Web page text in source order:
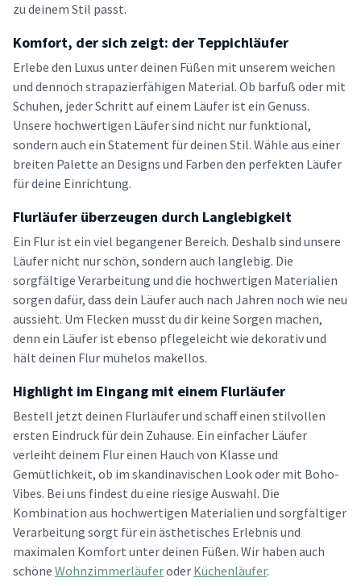
zu deinem Stil passt.
Komfort, der sich zeigt: der Teppichläufer
Erlebe den Luxus unter deinen Füßen mit unserem weichen
und dennoch strapazierfähigen Material. Ob barfuß oder mit
Schuhen, jeder Schritt auf einem Läufer ist ein Genuss.
Unsere hochwertigen Läufer sind nicht nur funktional,
sondern auch ein Statement für deinen Stil. Wähle aus einer
breiten Palette an Designs und Farben den perfekten Läufer
für deine Einrichtung.
Flurläufer überzeugen durch Langlebigkeit
Ein Flur ist ein viel begangener Bereich. Deshalb sind unsere
Läufer nicht nur schön, sondern auch langlebig. Die
sorgfältige Verarbeitung und die hochwertigen Materialien
sorgen dafür, dass dein Läufer auch nach Jahren noch wie neu
aussieht. Um Flecken musst du dir keine Sorgen machen,
denn ein Läufer ist ebenso pflegeleicht wie dekorativ und
hält deinen Flur mühelos makellos.
Highlight im Eingang mit einem Flurläufer
Bestell jetzt deinen Flurläufer und schaff einen stilvollen
ersten Eindruck für dein Zuhause. Ein einfacher Läufer
verleiht deinem Flur einen Hauch von Klasse und
Gemütlichkeit, ob im skandinavischen Look oder mit Boho-
Vibes. Bei uns findest du eine riesige Auswahl. Die
Kombination aus hochwertigen Materialien und sorgfältiger
Verarbeitung sorgt für ein ästhetisches Erlebnis und
maximalen Komfort unter deinen Füßen. Wir haben auch
schöne Wohnzimmerläuferoder Küchenläufer.